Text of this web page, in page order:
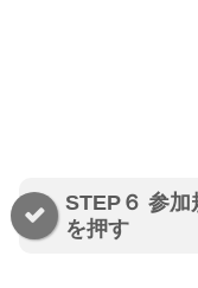
STEP６ 参加
を押す